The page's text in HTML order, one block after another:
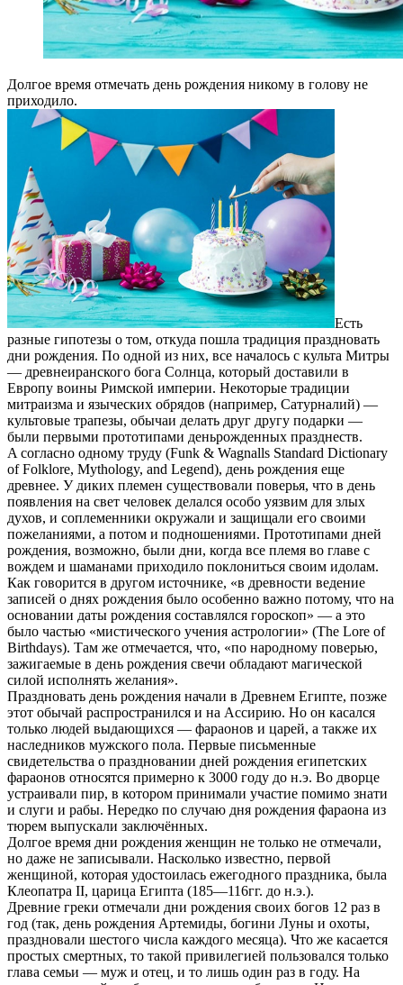
Долгое время отмечать день рождения никому в голову не
приходило.
Есть
разные гипотезы о том, откуда пошла традиция праздновать
дни рождения. По одной из них, все началось с культа Митры
— древнеиранского бога Солнца, который доставили в
Европу воины Римской империи. Некоторые традиции
митраизма и языческих обрядов (например, Сатурналий) —
культовые трапезы, обычаи делать друг другу подарки —
были первыми прототипами деньрожденных празднеств.
A согласно одному труду (Funk & Wagnalls Standard Dictionary
of Folklore, Mythology, and Legend), день рождения еще
древнее. У диких племен существовали поверья, что в день
появления на свет человек делался особо уязвим для злых
духов, и соплеменники окружали и защищали его своими
пожеланиями, а потом и подношениями. Прототипами дней
рождения, возможно, были дни, когда все племя во главе с
вождем и шаманами приходило поклониться своим идолам.
Как говорится в другом источнике, «в древности ведение
записей о днях рождения было особенно важно потому, что на
основании даты рождения составлялся гороскоп» — а это
было частью «мистического учения астрологии» (The Lore of
Birthdays). Там же отмечается, что, «по народному поверью,
зажигаемые в день рождения свечи обладают магической
силой исполнять желания».
Праздновать день рождения начали в Древнем Египте, позже
этот обычай распространился и на Ассирию. Но он касался
только людей выдающихся — фараонов и царей, а также их
наследников мужского пола. Первые письменные
свидетельства о праздновании дней рождения египетских
фараонов относятся примерно к 3000 году до н.э. Во дворце
устраивали пир, в котором принимали участие помимо знати
и слуги и рабы. Нередко по случаю дня рождения фараона из
тюрем выпускали заключённых.
Долгое время дни рождения женщин не только не отмечали,
но даже не записывали. Насколько известно, первой
женщиной, которая удостоилась ежегодного праздника, была
Клеопатра II, царица Египта (185—116гг. до н.э.).
Древние греки отмечали дни рождения своих богов 12 раз в
год (так, день рождения Артемиды, богини Луны и охоты,
праздновали шестого числа каждого месяца). Что же касается
простых смертных, то такой привилегией пользовался только
глава семьи — муж и отец, и то лишь один раз в году. На